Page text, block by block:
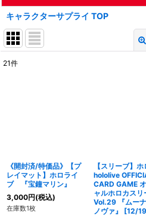
キャラクターサプライ TOP
絞り込む
21件
《開封済/特価品》【プ
レイマット】ホロライ
ブ 『宝鐘マリン』
3,000円(税込)
在庫数1枚
【スリーブ】
hololive
CARD GAME
ャルホロカスリ
Vol.29 『ムー
ノヴァ』 [12/